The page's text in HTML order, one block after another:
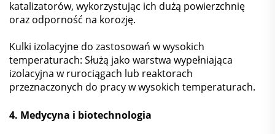
katalizatorów, wykorzystując ich dużą powierzchnię
oraz odporność na korozję.
Kulki izolacyjne do zastosowań w wysokich
temperaturach: Służą jako warstwa wypełniająca
izolacyjna w rurociągach lub reaktorach
przeznaczonych do pracy w wysokich temperaturach.
4. Medycyna i biotechnologia